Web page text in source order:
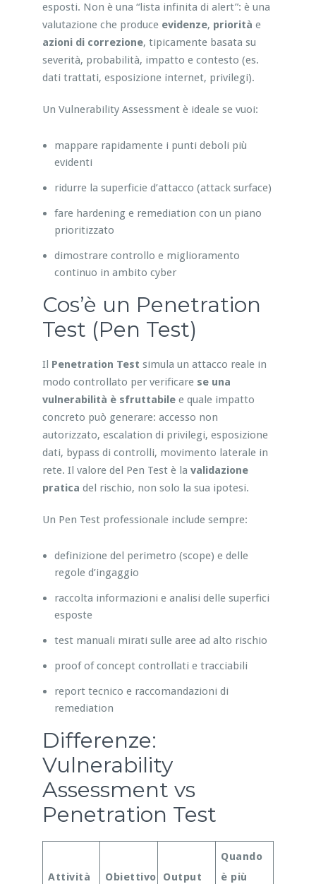
esposti. Non è una “lista infinita di alert”: è una
valutazione che produce evidenze, priorità e
azioni di correzione, tipicamente basata su
severità, probabilità, impatto e contesto (es.
dati trattati, esposizione internet, privilegi).
Un Vulnerability Assessment è ideale se vuoi:
mappare rapidamente i punti deboli più
evidenti
ridurre la superficie d’attacco (attack surface)
fare hardening e remediation con un piano
prioritizzato
dimostrare controllo e miglioramento
continuo in ambito cyber
Cos’è un Penetration
Test (Pen Test)
Il Penetration Test simula un attacco reale in
modo controllato per verificare se una
vulnerabilità è sfruttabilee quale impatto
concreto può generare: accesso non
autorizzato, escalation di privilegi, esposizione
dati, bypass di controlli, movimento laterale in
rete. Il valore del Pen Test è la validazione
pratica del rischio, non solo la sua ipotesi.
Un Pen Test professionale include sempre:
definizione del perimetro (scope) e delle
regole d’ingaggio
raccolta informazioni e analisi delle superfici
esposte
test manuali mirati sulle aree ad alto rischio
proof of concept controllati e tracciabili
report tecnico e raccomandazioni di
remediation
Differenze:
Vulnerability
Assessment vs
Penetration Test
Attività Obiettivo Output
Quando
è più